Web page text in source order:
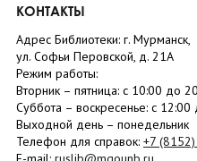
КОНТАКТЫ
Адрес Библиотеки: г. Мурманск,
ул. Софьи Перовской, д. 21А
Режим работы:
Вторник – пятница: с 10:00 до
Суббота – воскресенье: c 12:00
Выходной день – понедельник
Телефон для справок: +7 (8152)